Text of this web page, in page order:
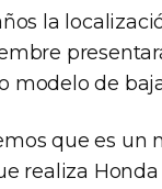
la
modelo de
que es un
realiza